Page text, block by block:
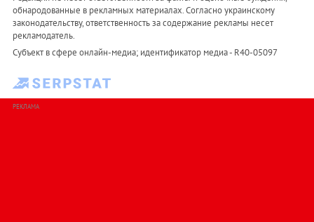
обнародованные в рекламных материалах. Согласно украинскому
законодательству, ответственность за содержание рекламы несет
рекламодатель.
Субъект в сфере онлайн-медиа; идентификатор медиа - R40-05097
РЕКЛАМА